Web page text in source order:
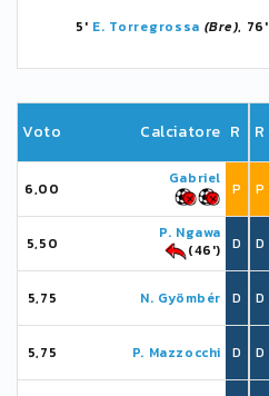
5' E. Torregrossa (Bre), 76'
Voto Calciatore R
6,00
Gabriel
P
5,50
P. Ngawa
(46')
D
5,75 N. Gyömbér D
5,75 P. Mazzocchi D
R
P
D
D
D